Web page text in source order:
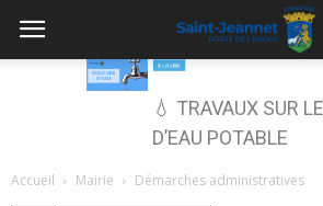
💧 TRAVAUX SUR
D’EAU POTABLE
Accueil Mairie Démarches administratives